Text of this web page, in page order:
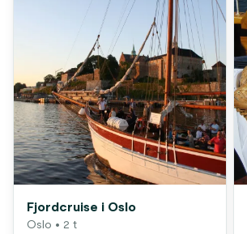
Fjordcruise i Oslo
Oslo • 2 t